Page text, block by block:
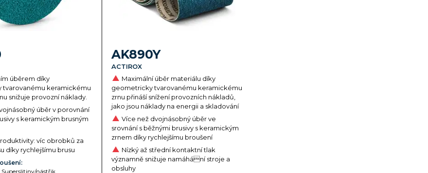
úběrem díky
tvarovanému keramickému
snižuje provozní náklady.
úběr v porovnání
s keramickým brusným
víc obrobků za
díky rychlejšímu brusu
Superslitiny/nástřik
AK890Y
ACTIROX
Maximální úběr materiálu díky
geometricky tvarovanému keramickému
zrnu přináší snížení provozních nákladů,
jako jsou náklady na energii a skladování
Více než dvojnásobný úběr ve
srovnání s běžnými brusivy s keramickým
zrnem díky rychlejšímu broušení
Nízký až střední kontaktní tlak
významně snižuje namáhání stroje a
obsluhy